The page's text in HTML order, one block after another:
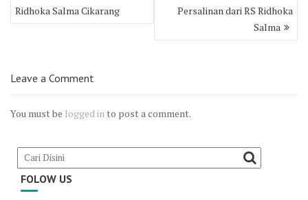
Ridhoka Salma Cikarang
Persalinan dari RS Ridhoka
Salma
Leave a Comment
You must be logged in to post a comment.
FOLOW US